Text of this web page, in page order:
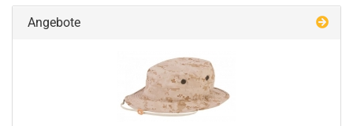
Angebote